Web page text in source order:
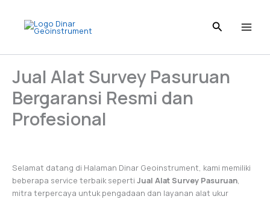
content
Jual Alat Survey Pasuruan
Bergaransi Resmi dan
Profesional
Selamat datang di Halaman Dinar Geoinstrument, kami memiliki
beberapa service terbaik seperti Jual Alat Survey Pasuruan
mitra terpercaya untuk pengadaan dan layanan alat ukur